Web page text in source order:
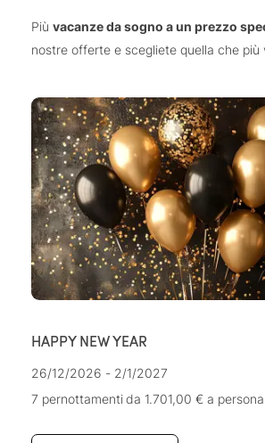
Più vacanze da sogno a un prezzo
nostre offerte e scegliete quella che più
HAPPY NEW YEAR
26/12/2026 - 2/1/2027
7 pernottamentida 1.701,00 € a persona